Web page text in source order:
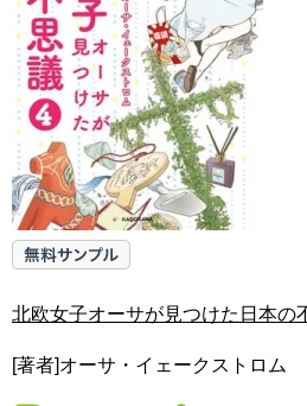
北欧女子オーサが見つけた日本の
[著者]オーサ・イェークストロム